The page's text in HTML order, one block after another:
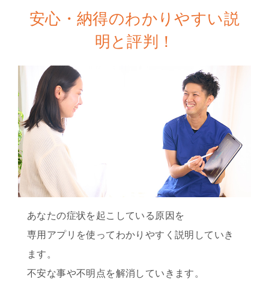
安心・納得のわかりやすい説
明と評判！
あなたの症状を起こしている原因を
専用アプリを使ってわかりやすく説明していき
ます。
不安な事や不明点を解消していきます。